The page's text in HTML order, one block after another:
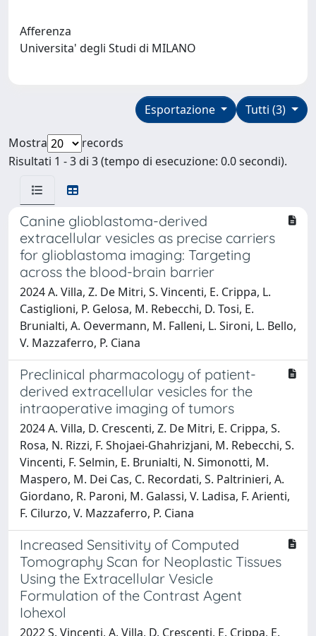
Afferenza
Universita' degli Studi di MILANO
Tutti (3)
Esportazione
Mostra
records
Risultati 1 - 3 di 3 (tempo di esecuzione: 0.0 secondi).
Canine glioblastoma-derived
extracellular vesicles as precise carriers
for glioblastoma imaging: Targeting
across the blood-brain barrier
2024 A. Villa, Z. De Mitri, S. Vincenti, E. Crippa, L.
Castiglioni, P. Gelosa, M. Rebecchi, D. Tosi, E.
Brunialti, A. Oevermann, M. Falleni, L. Sironi, L. Bello,
V. Mazzaferro, P. Ciana
Preclinical pharmacology of patient-
derived extracellular vesicles for the
intraoperative imaging of tumors
2024 A. Villa, D. Crescenti, Z. De Mitri, E. Crippa, S.
Rosa, N. Rizzi, F. Shojaei-Ghahrizjani, M. Rebecchi, S.
Vincenti, F. Selmin, E. Brunialti, N. Simonotti, M.
Maspero, M. Dei Cas, C. Recordati, S. Paltrinieri, A.
Giordano, R. Paroni, M. Galassi, V. Ladisa, F. Arienti,
F. Cilurzo, V. Mazzaferro, P. Ciana
Increased Sensitivity of Computed
Tomography Scan for Neoplastic Tissues
Using the Extracellular Vesicle
Formulation of the Contrast Agent
Iohexol
2022 S. Vincenti, A. Villa, D. Crescenti, E. Crippa, E.